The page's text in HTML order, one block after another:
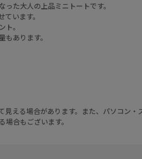
た大人の上品ミニトートです。
います。
。
あります。
える場合があります。また、パソコン・
合もございます。